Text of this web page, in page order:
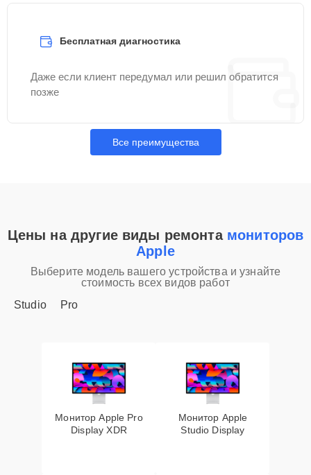
Бесплатная диагностика
Даже если клиент передумал или решил обратится
позже
Все преимущества
Цены на другие виды ремонта мониторов
Apple
Выберите модель вашего устройства и узнайте
стоимость всех видов работ
Studio
Pro
Монитор Apple Pro
Display XDR
Монитор Apple
Studio Display